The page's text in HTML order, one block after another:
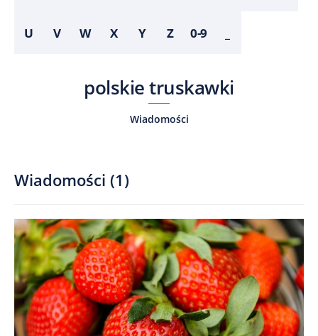
U V W X Y Z 0-9
polskie truskawki
Wiadomości
Wiadomości (1)